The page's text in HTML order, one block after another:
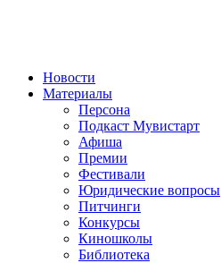
Новости
Материалы
Персона
Подкаст Мувистарт
Афиша
Премии
Фестивали
Юридические вопросы
Питчинги
Конкурсы
Киношколы
Библиотека